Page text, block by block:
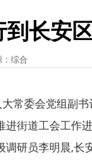
长安
：综合
常委会党组副
街道工会工作进
调研员李明晨,长